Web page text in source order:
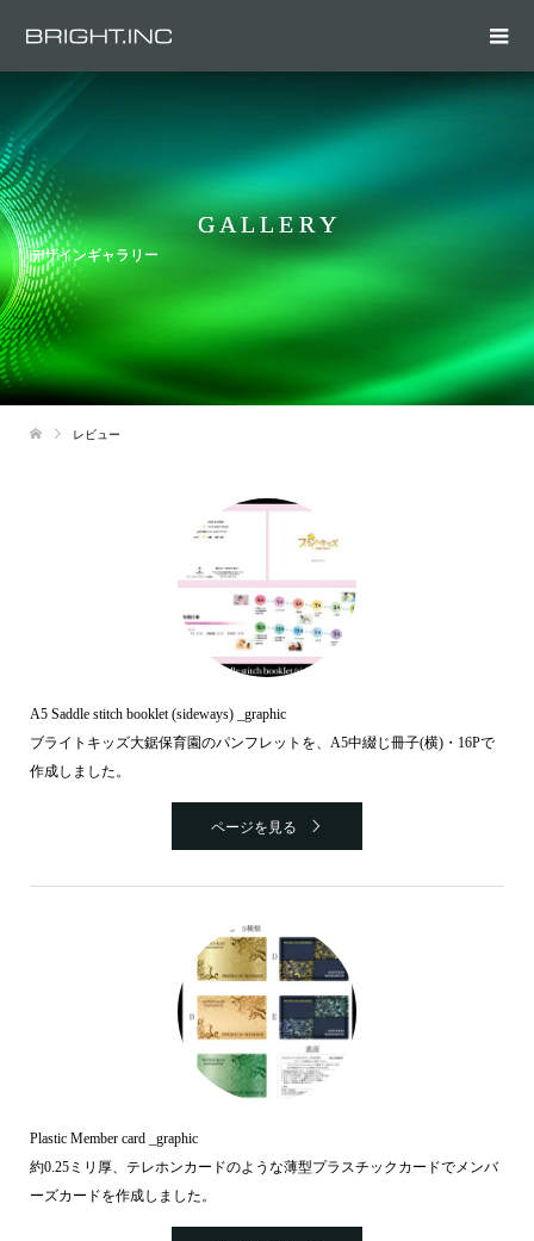
G A L L E R Y
デザインギャラリー
レビュー
A5 Saddle stitch booklet (sideways) _graphic
ブライトキッズ大鋸保育園のパンフレットを、A5中綴じ冊子(横)・16Pで
作成しました。
ページを見る
Plastic Member card _graphic
約0.25ミリ厚、テレホンカードのような薄型プラスチックカードでメンバ
ーズカードを作成しました。